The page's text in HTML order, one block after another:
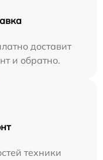
доставит
и обратно.
техники